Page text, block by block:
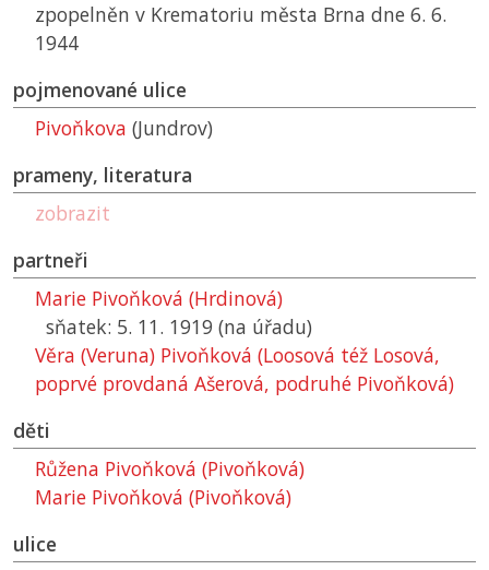
zpopelněn v Krematoriu města Brna dne 6. 6.
1944
pojmenované ulice
Pivoňkova (Jundrov)
prameny, literatura
zobrazit
partneři
Marie Pivoňková (Hrdinová)
sňatek: 5. 11. 1919 (na úřadu)
Věra (Veruna) Pivoňková (Loosová též Losová,
poprvé provdaná Ašerová, podruhé Pivoňková)
děti
Růžena Pivoňková (Pivoňková)
Marie Pivoňková (Pivoňková)
ulice